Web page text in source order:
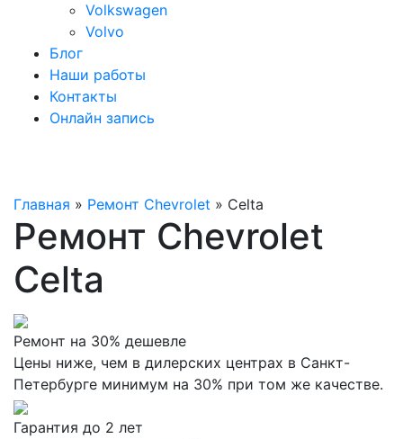
Volkswagen
Volvo
Блог
Наши работы
Контакты
Онлайн запись
Главная » Ремонт Chevrolet » Celta
Ремонт Chevrolet
Celta
Ремонт на 30% дешевле
Цены ниже, чем в дилерских центрах в Санкт-
Петербурге минимум на 30% при том же качестве.
Гарантия до 2 лет